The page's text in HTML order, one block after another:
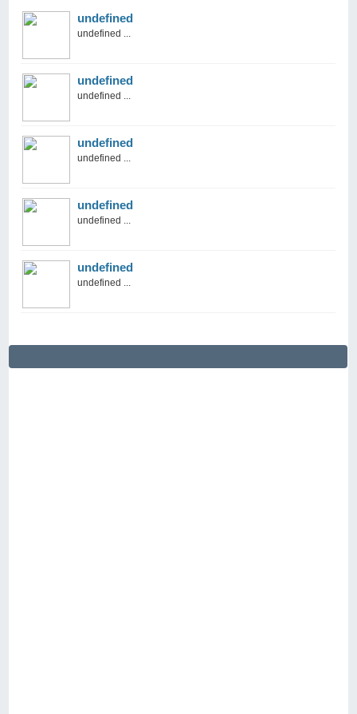
undefined
undefined ...
undefined
undefined ...
undefined
undefined ...
undefined
undefined ...
undefined
undefined ...